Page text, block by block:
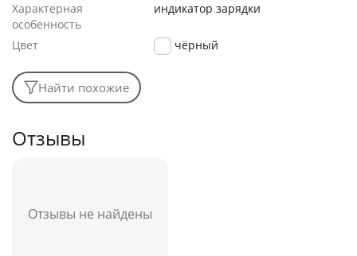
Характерная
особенность
индикатор зарядки
Цвет чёрный
Найти похожие
Отзывы
Отзывы не найдены